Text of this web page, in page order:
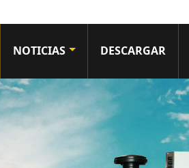
NOTICIAS DESCARGAR